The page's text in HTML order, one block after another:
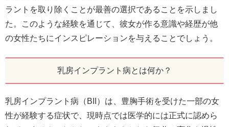
ラントを取り除くことが最善の選択であることを示しまし
た。このような経験を通じて、彼女が作る意識や経歴が他
の女性たちにインスピレーションを与えることでしょう。
乳房インプラント病とは何か？
乳房インプラント病（BII）は、豊胸手術を受けた一部の女
性が経験する症状で、現時点では医学的には正式に認めら